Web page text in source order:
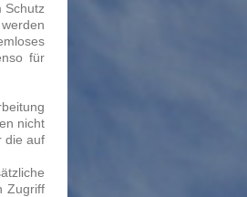
Schutz
für
nicht
die auf
Zugriff